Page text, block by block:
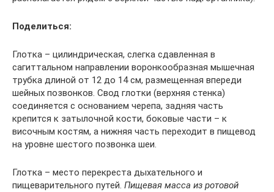
Поделиться:
Глотка – цилиндрическая, слегка сдавленная в
сагиттальном направлении воронкообразная мышечная
трубка длиной от 12 до 14 см, размещенная впереди
шейных позвонков. Свод глотки (верхняя стенка)
соединяется с основанием черепа, задняя часть
крепится к затылочной кости, боковые части – к
височным костям, а нижняя часть переходит в пищевод
на уровне шестого позвонка шеи.
Глотка – место перекреста дыхательного и
пищеварительного путей. Пищевая масса из ротовой